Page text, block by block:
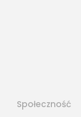
Społeczność